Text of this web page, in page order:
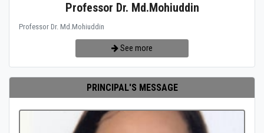
Professor Dr. Md.Mohiuddin
Professor Dr. Md.Mohiuddin
See more
PRINCIPAL'S MESSAGE